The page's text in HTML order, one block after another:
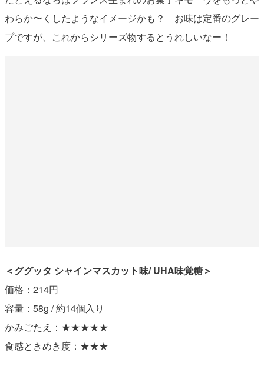
わらか〜くしたようなイメージかも？ お味は定番のグレー
プですが、これからシリーズ物するとうれしいなー！
＜ググッタ シャインマスカット味/ UHA味覚糖＞
価格：214円
容量：58g / 約14個入り
かみごたえ：★★★★★
食感ときめき度：★★★